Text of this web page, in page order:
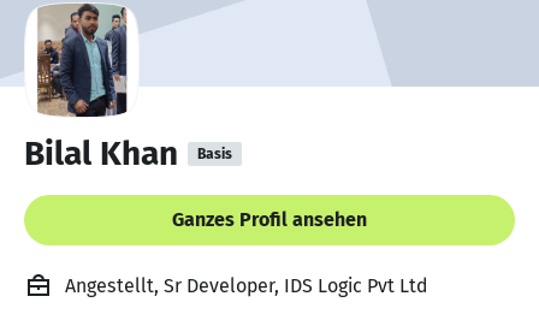
Bilal Khan Basis
Ganzes Profil ansehen
Angestellt, Sr Developer, IDS Logic Pvt Ltd